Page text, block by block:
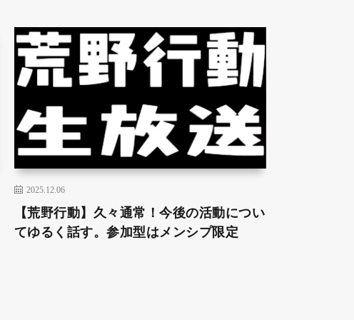
2025.12.06
【荒野行動】久々通常！今後の活動につい
てゆるく話す。参加型はメンシプ限定